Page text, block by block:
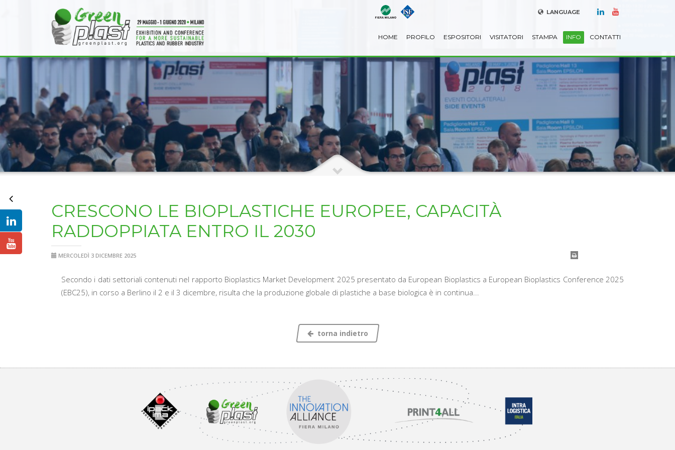
LANGUAGE
HOME PROFILO ESPOSITORI VISITATORI STAMPA INFO CONTATTI
CRESCONO LE BIOPLASTICHE EUROPEE, CAPACITÀ
RADDOPPIATA ENTRO IL 2030
MERCOLEDÌ 3 DICEMBRE 2025
Secondo i dati settoriali contenuti nel rapporto Bioplastics Market Development 2025 presentato da European Bioplastics a European Bioplastics Conference 2025
(EBC25), in corso a Berlino il 2 e il 3 dicembre, risulta che la produzione globale di plastiche a base biologica è in continua...
torna indietro